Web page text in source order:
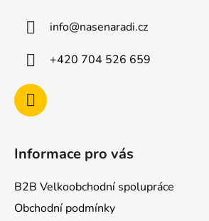
info@nasenaradi.cz
+420 704 526 659
Informace pro vás
B2B Velkoobchodní spolupráce
Obchodní podmínky